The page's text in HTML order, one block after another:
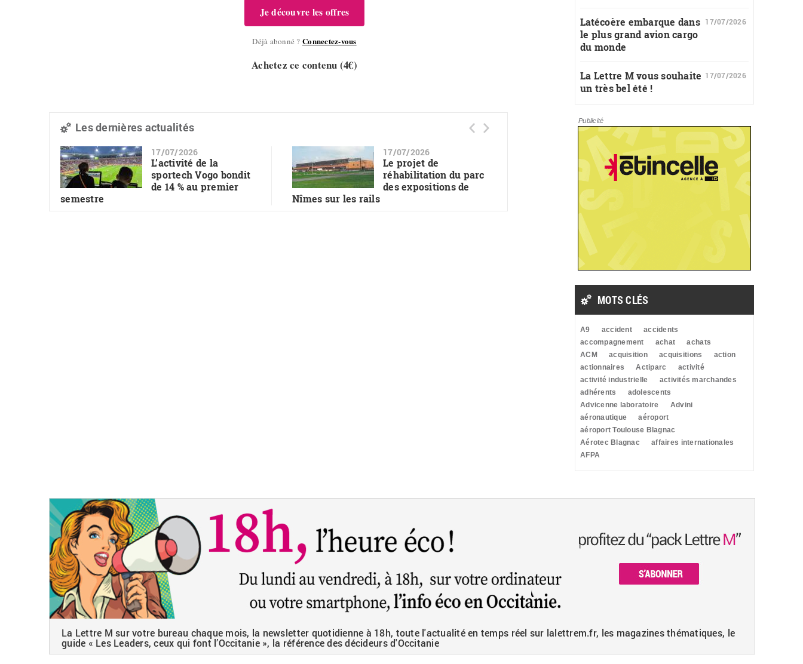
Je découvre les offres
Déjà abonné ? Connectez-vous
Achetez ce contenu (4€)
Les dernières actualités
17/07/2026
L’activité de la
sportech Vogo bondit
de 14 % au premier
semestre
17/07/2026
Le projet de
réhabilitation du parc
des expositions de
Nîmes sur les rails
Latécoère embarque dans
le plus grand avion cargo
du monde
17/07/2026
La Lettre M vous souhaite
un très bel été !
17/07/2026
Publicité
MOTS CLÉS
A9 accident
accidents
accompagnement
achat
achats
ACM
acquisition acquisitions
action
actionnaires
Actiparc
activité
activité industrielle
activités marchandes
adhérents
adolescents
Advicenne laboratoire
Advini
aéronautique
aéroport
aéroport Toulouse Blagnac
Aérotec Blagnac
affaires internationales
AFPA
La Lettre M sur votre bureau chaque mois, la newsletter quotidienne à 18h, toute l'actualité en temps réel sur lalettrem.fr, les magazines thématiques, le
guide « Les Leaders, ceux qui font l’Occitanie », la référence des décideurs d'Occitanie